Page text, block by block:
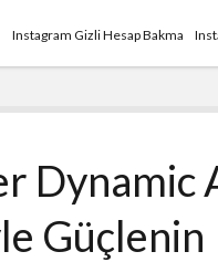
Instagram Gizli Hesap Bakma
Dynamic
Güçlenin